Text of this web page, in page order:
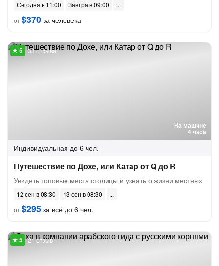
Сегодня в 11:00
Завтра в 09:00
от$370 за человека
На машине
4 часа
33 отзыва
Индивидуальная до 6 чел.
Путешествие по Дохе, или Катар от Q до R
Увидеть топовые места столицы и узнать о жизни местных
12 сен в 08:30
13 сен в 08:30
от$295 за всё до 6 чел.
21 отзыв